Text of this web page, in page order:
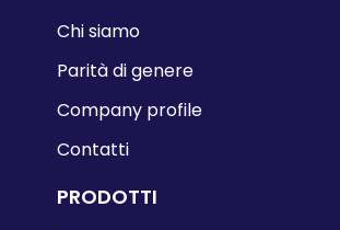
Chi siamo
Parità di genere
Company profile
Contatti
PRODOTTI